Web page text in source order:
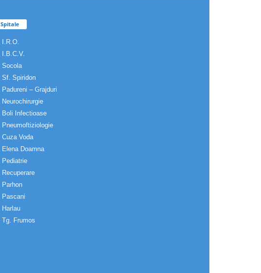
Spitale
I.R.O.
I.B.C.V.
Socola
Sf. Spiridon
Padureni – Grajduri
Neurochirurgie
Boli Infectioase
Pneumoftiziologie
Cuza Voda
Elena Doamna
Pediatrie
Recuperare
Parhon
Pascani
Harlau
Tg. Frumos